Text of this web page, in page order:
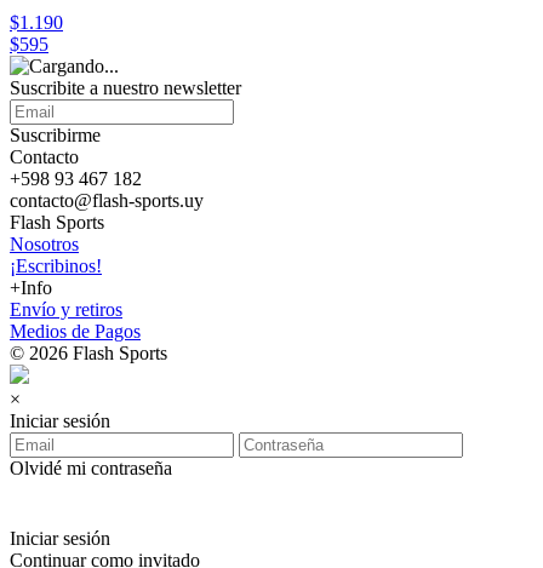
$1.190
$595
Suscribite a nuestro newsletter
Suscribirme
Contacto
+598 93 467 182
contacto@flash-sports.uy
Flash Sports
Nosotros
¡Escribinos!
+Info
Envío y retiros
Medios de Pagos
© 2026 Flash Sports
×
Iniciar sesión
Olvidé mi contraseña
Iniciar sesión
Continuar como invitado